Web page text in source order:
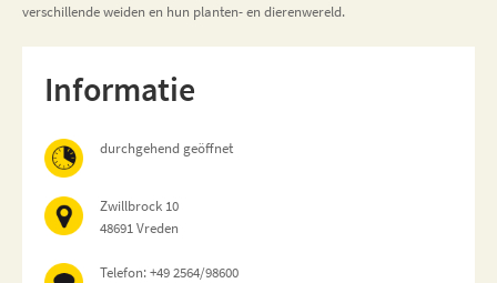
verschillende weiden en hun planten- en dierenwereld.
Informatie
durchgehend geöffnet
Zwillbrock 10
48691 Vreden
Telefon: +49 2564/98600